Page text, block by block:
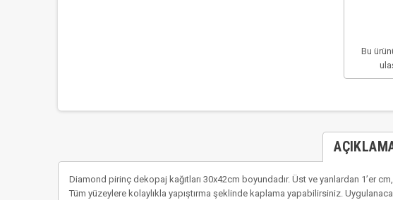
Bu
Diamond pirinç dekopaj kağıtları 30x42cm boyundadır. Üst ve yanlardan 1’er
Tüm yüzeylere kolaylıkla yapıştırma şeklinde kaplama yapabilirsiniz.